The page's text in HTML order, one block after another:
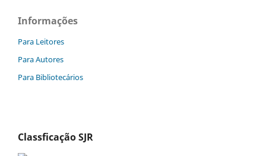
Informações
Para Leitores
Para Autores
Para Bibliotecários
Classficação SJR